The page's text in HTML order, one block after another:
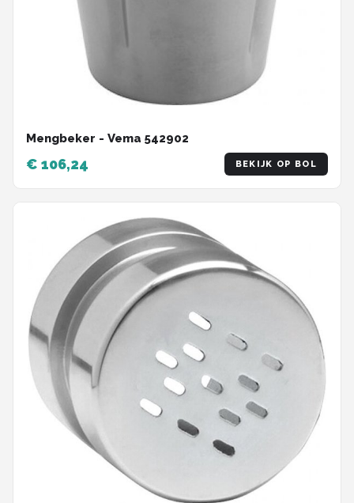
Mengbeker - Vema 542902
€ 106,24 BEKIJK OP BOL